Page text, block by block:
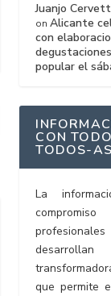
Juanjo
onAlicante
con
popular el
CON
TODOS-
La
que permite